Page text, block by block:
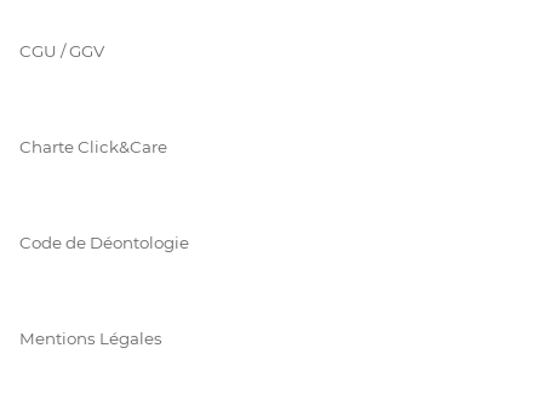
CGU / GGV
Charte Click&Care
Code de Déontologie
Mentions Légales